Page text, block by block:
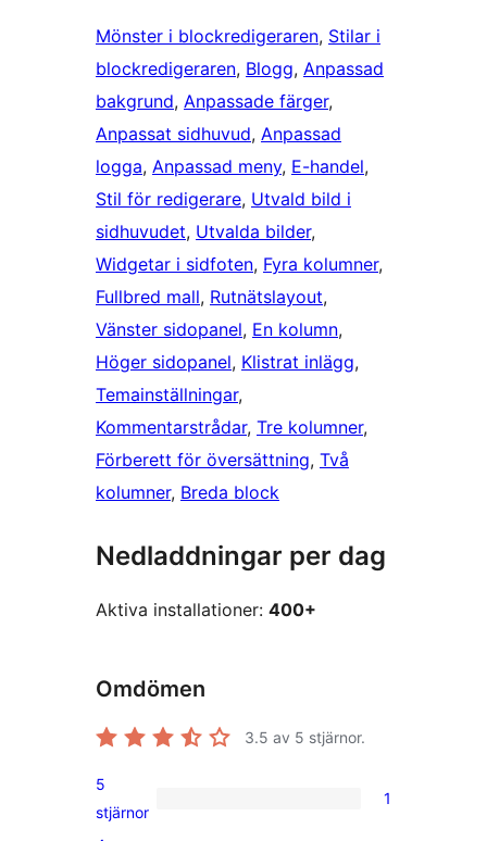
Mönster i blockredigeraren, Stilar i
blockredigeraren, Blogg, Anpassad
bakgrund, Anpassade färger
Anpassat sidhuvud, Anpassad
logga, Anpassad meny, E-handel
Stil för redigerare, Utvald bild i
sidhuvudet, Utvalda bilder
Widgetar i sidfoten, Fyra kolumner
Fullbred mall, Rutnätslayout
Vänster sidopanel, En kolumn
Höger sidopanel, Klistrat inlägg
Temainställningar
Kommentarstrådar, Tre kolumner
Förberett för översättning, Två
kolumner, Breda block
Nedladdningar per dag
Aktiva installationer: 400+
Omdömen
3.5 av 5 stjärnor.
1
5
stjärnor
1